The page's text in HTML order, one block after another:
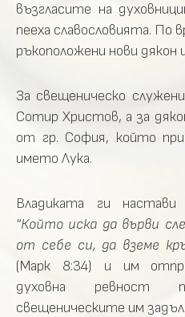
възгласите на
пееха славословията. По
ръкоположени нови дякон
За свещеническо
Сотир Христов, а за
от гр. София, който
името Лука.
Владиката ги
"Който иска да върви
от себе си, да вземе
(Марк 8:34) и им
духовна ревност
свещеническите им